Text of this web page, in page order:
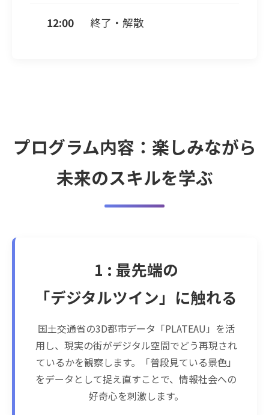
12:00 終了・解散
プログラム内容：楽しみながら
未来のスキルを学ぶ
1 : 最先端の
「デジタルツイン」に触れる
国土交通省の3D都市データ「PLATEAU」を活
用し、現実の街がデジタル空間でどう再現され
ているかを観察します。「普段見ている景色」
をデータとして捉え直すことで、情報社会への
好奇心を刺激します。